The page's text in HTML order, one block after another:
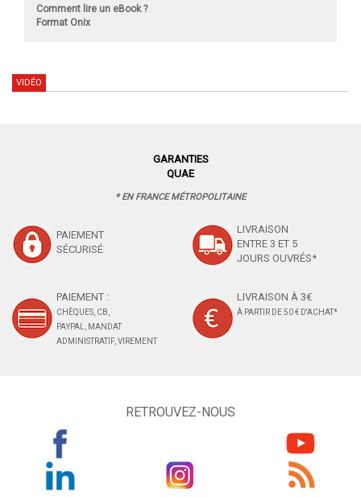
Comment lire un eBook ?
Format Onix
VIDÉO
GARANTIES
QUAE
* EN FRANCE MÉTROPOLITAINE
PAIEMENT
SÉCURISÉ
LIVRAISON
ENTRE 3 ET 5
JOURS OUVRÉS*
PAIEMENT :
CHÈQUES, CB,
PAYPAL, MANDAT
ADMINISTRATIF, VIREMENT
LIVRAISON À 3€
À PARTIR DE 50 € D'ACHAT*
RETROUVEZ-NOUS